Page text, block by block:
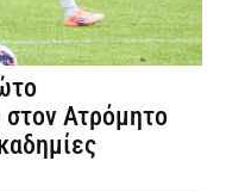
Ατρόμητο